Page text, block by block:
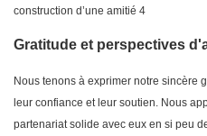
Gratitude et perspectives
Nous tenons à exprimer notre sincère
leur confiance et leur soutien. Nous
partenariat solide avec eux en si peu